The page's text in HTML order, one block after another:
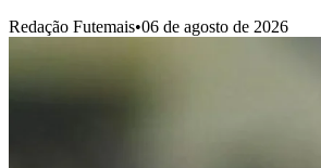
Redação Futemais•06 de agosto de 2026